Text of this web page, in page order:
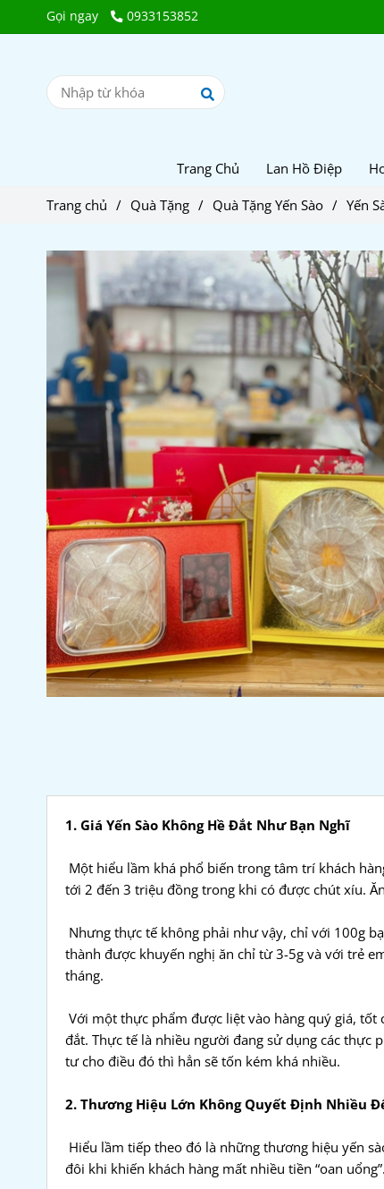
Gọi ngay 0933153852
Trang Chủ Lan Hồ Điệp
Trang chủ / Quà Tặng / Quà Tặng Yến Sào / Yến
1. Giá Yến Sào Không Hề Đắt Như Bạn Nghĩ
Một hiểu lầm khá phổ biến trong tâm trí khách
tới 2 đến 3 triệu đồng trong khi có được chút xíu.
Nhưng thực tế không phải như vậy, chỉ với 100g
thành được khuyến nghị ăn chỉ từ 3-5g và với trẻ
tháng.
Với một thực phẩm được liệt vào hàng quý giá,
đắt. Thực tế là nhiều người đang sử dụng các thực
tư cho điều đó thì hẳn sẽ tốn kém khá nhiều.
2. Thương Hiệu Lớn Không Quyết Định Nhiều
Hiểu lầm tiếp theo đó là những thương hiệu yến
đôi khi khiến khách hàng mất nhiều tiền “oan uổng”.